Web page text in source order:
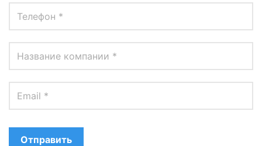
Juniper
Palo Alto
NetApp
Checkpoint
Отправить